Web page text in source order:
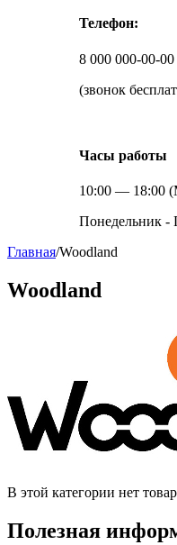
Телефон:
8 000 000-00-00
(звонок
Часы работы
10:00 — 18:00
Понедельник -
Главная/Woodland
Woodland
В этой категории нет
Полезная